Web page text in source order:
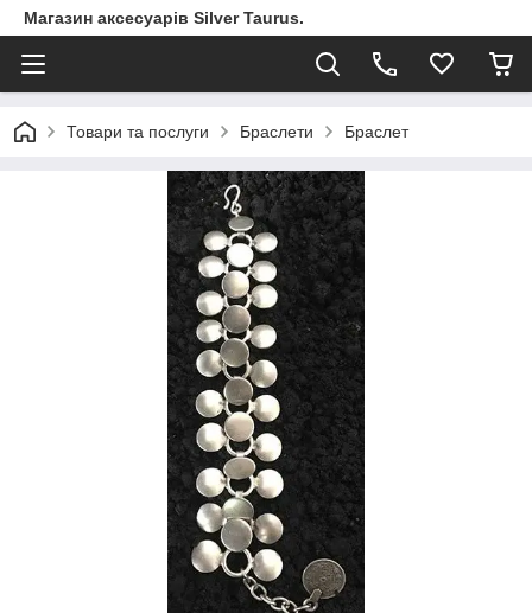
Магазин аксесуарів Silver Taurus.
Товари та послуги Браслети Браслет